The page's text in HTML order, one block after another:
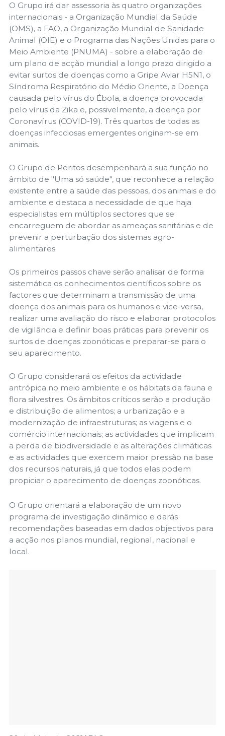
O Grupo irá dar assessoria às quatro organizações
internacionais - a Organização Mundial da Saúde
(OMS), a FAO, a Organização Mundial de Sanidade
Animal (OIE) e o Programa das Nações Unidas para o
Meio Ambiente (PNUMA) - sobre a elaboração de
um plano de acção mundial a longo prazo dirigido a
evitar surtos de doenças como a Gripe Aviar H5N1, o
Síndroma Respiratório do Médio Oriente, a Doença
causada pelo vírus do Ébola, a doença provocada
pelo vírus da Zika e, possivelmente, a doença por
Coronavírus (COVID-19). Três quartos de todas as
doenças infecciosas emergentes originam-se em
animais.
O Grupo de Peritos desempenhará a sua função no
âmbito de "Uma só saúde", que reconhece a relação
existente entre a saúde das pessoas, dos animais e do
ambiente e destaca a necessidade de que haja
especialistas em múltiplos sectores que se
encarreguem de abordar as ameaças sanitárias e de
prevenir a perturbação dos sistemas agro-
alimentares.
Os primeiros passos chave serão analisar de forma
sistemática os conhecimentos científicos sobre os
factores que determinam a transmissão de uma
doença dos animais para os humanos e vice-versa,
realizar uma avaliação do risco e elaborar protocolos
de vigilância e definir boas práticas para prevenir os
surtos de doenças zoonóticas e preparar-se para o
seu aparecimento.
O Grupo considerará os efeitos da actividade
antrópica no meio ambiente e os hábitats da fauna e
flora silvestres. Os âmbitos críticos serão a produção
e distribuição de alimentos; a urbanização e a
modernização de infraestruturas; as viagens e o
comércio internacionais; as actividades que implicam
a perda de biodiversidade e as alterações climáticas
e as actividades que exercem maior pressão na base
dos recursos naturais, já que todos elas podem
propiciar o aparecimento de doenças zoonóticas.
O Grupo orientará a elaboração de um novo
programa de investigação dinâmico e darás
recomendações baseadas em dados objectivos para
a acção nos planos mundial, regional, nacional e
local.